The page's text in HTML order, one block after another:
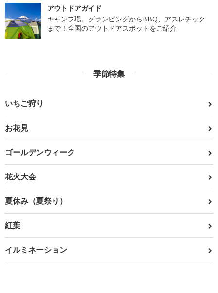
アウトドアガイド
キャンプ場、グランピングからBBQ、アスレチック
まで！全国のアウトドアスポットをご紹介
季節特集
いちご狩り
お花見
ゴールデンウィーク
花火大会
夏休み（夏祭り）
紅葉
イルミネーション